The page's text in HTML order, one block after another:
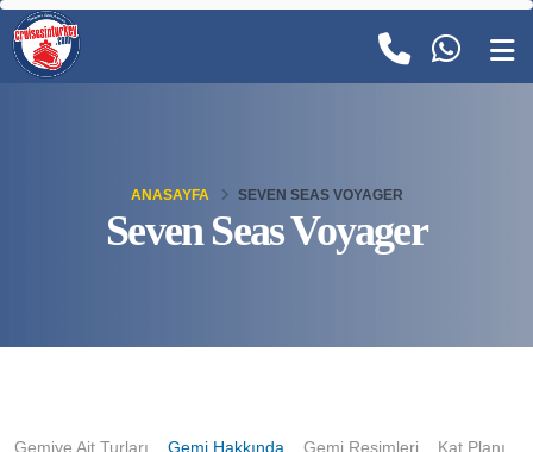
Seven Seas Voyager
ANASAYFA SEVEN SEAS VOYAGER
Gemiye Ait Turları Gemi Hakkında Gemi Resimleri Kat Planı